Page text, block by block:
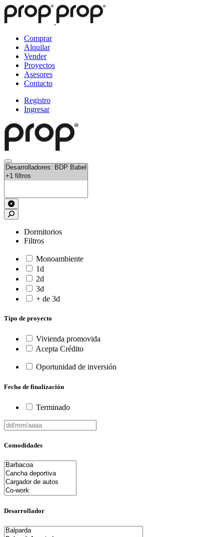
Comprar
Alquilar
Vender
Proyectos
Asesores
Contacto
Registro
Ingresar
Dormitorios
Filtros
Monoambiente
1d
2d
3d
+ de 3d
Tipo de proyecto
Vivienda promovida
Acepta Crédito
Oportunidad de inversión
Fecha de finalización
Terminado
Comodidades
Desarrollador